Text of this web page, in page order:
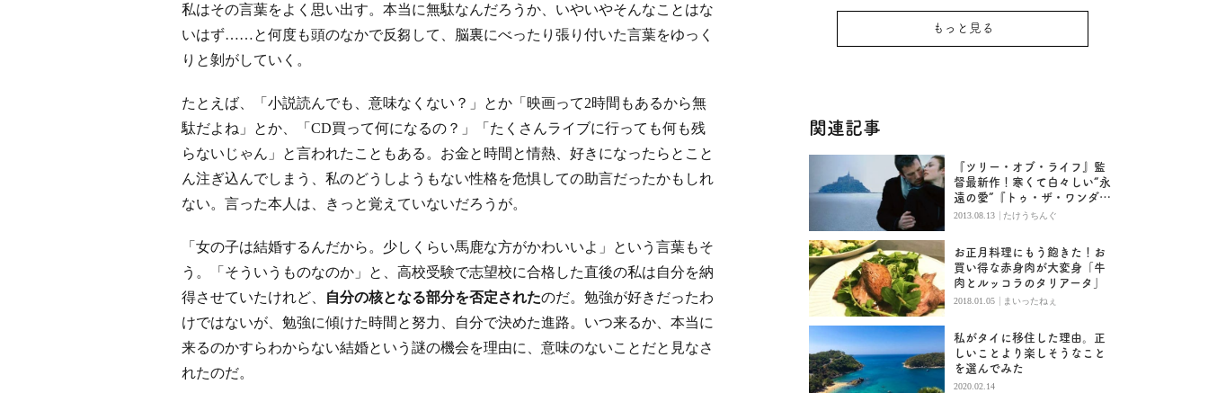
私はその言葉をよく思い出す。本当に無駄なんだろうか、いやいやそんなことはな
いはず……と何度も頭のなかで反芻して、脳裏にべったり張り付いた言葉をゆっく
りと剝がしていく。
たとえば、「小説読んでも、意味なくない？」とか「映画って2時間もあるから無
駄だよね」とか、「CD買って何になるの？」「たくさんライブに行っても何も残
らないじゃん」と言われたこともある。お金と時間と情熱、好きになったらとこと
ん注ぎ込んでしまう、私のどうしようもない性格を危惧しての助言だったかもしれ
ない。言った本人は、きっと覚えていないだろうが。
「女の子は結婚するんだから。少しくらい馬鹿な方がかわいいよ」という言葉もそ
う。「そういうものなのか」と、高校受験で志望校に合格した直後の私は自分を納
得させていたけれど、
自分の核となる部分を否定されたのだ。勉強が好きだったわ
けではないが、勉強に傾けた時間と努力、自分で決めた進路。いつ来るか、本当に
来るのかすらわからない結婚という謎の機会を理由に、意味のないことだと見なさ
れたのだ。
もっと見る
関連記事
『ツリー・オブ・ライフ』監
督最新作！寒くて白々しい“永
遠の愛”『トゥ・ザ・ワンダ
ー』
2013.08.13 | たけうちんぐ
お正月料理にもう飽きた！お
買い得な赤身肉が大変身「牛
肉とルッコラのタリアータ」
2018.01.05 | まいったねぇ
私がタイに移住した理由。正
しいことより楽しそうなこと
を選んでみた
2020.02.14